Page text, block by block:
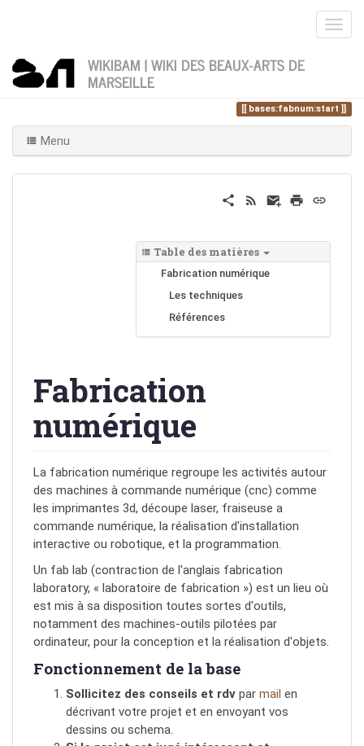
WIKIBAM | WIKI DES BEAUX-ARTS DE
MARSEILLE
Vous êtes ici Homebases
bases:fabnum:start
Menu
Table des matières
Fabrication numérique
Les techniques
Références
Fabrication
numérique
La fabrication numérique regroupe les activités autour
des machines à commande numérique (cnc) comme
les imprimantes 3d, découpe laser, fraiseuse a
commande numérique, la réalisation d'installation
interactive ou robotique, et la programmation.
Un fab lab (contraction de l'anglais fabrication
laboratory, « laboratoire de fabrication ») est un lieu où
est mis à sa disposition toutes sortes d'outils,
notamment des machines-outils pilotées par
ordinateur, pour la conception et la réalisation d'objets.
Fonctionnement de la base
Sollicitez des conseils et rdv par mail en
décrivant votre projet et en envoyant vos
dessins ou schema.